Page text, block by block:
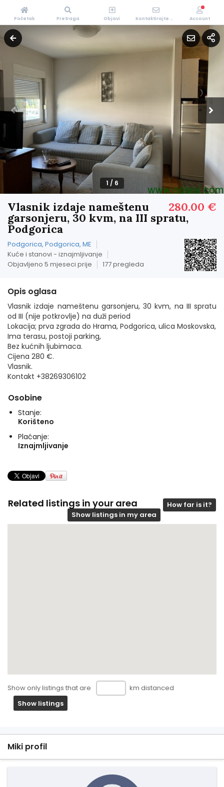
1 / 6
280.00 €
Vlasnik izdaje nameštenu
garsonjeru, 30 kvm, na III spratu,
Podgorica
Podgorica, Podgorica, ME
Kuće i stanovi - iznajmljivanje
Objavljeno 5 mjeseci prije
177 pregleda
Opis oglasa
Vlasnik izdaje nameštenu garsonjeru, 30 kvm, na III spratu
od III (nije potkrovlje) na duži period
Lokacija; prva zgrada do Hrama, Podgorica, ulica Moskovska,
Ima terasu, postoji parking,
Bez kućnih ljubimaca.
Cijena 280 €.
Vlasnik.
Kontakt +38269306102
Osobine
Stanje:
Korišteno
Plaćanje:
Iznajmljivanje
Related listings in your area
How far is it?
Show listings in my area
Show only listings that are
km distanced
Show listings
Miki profil
Početak Pretraga Objavi Kontaktirajte Nas Account